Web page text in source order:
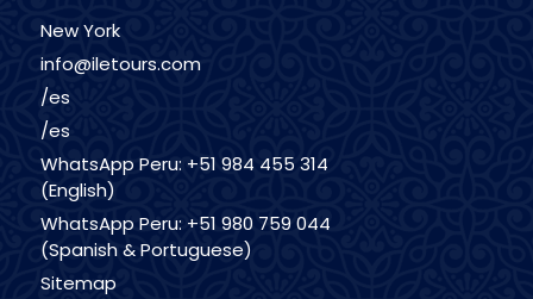
New York
info@iletours.com
/es
/es
WhatsApp Peru: +51 984 455 314
(English)
WhatsApp Peru: +51 980 759 044
(Spanish & Portuguese)
Sitemap